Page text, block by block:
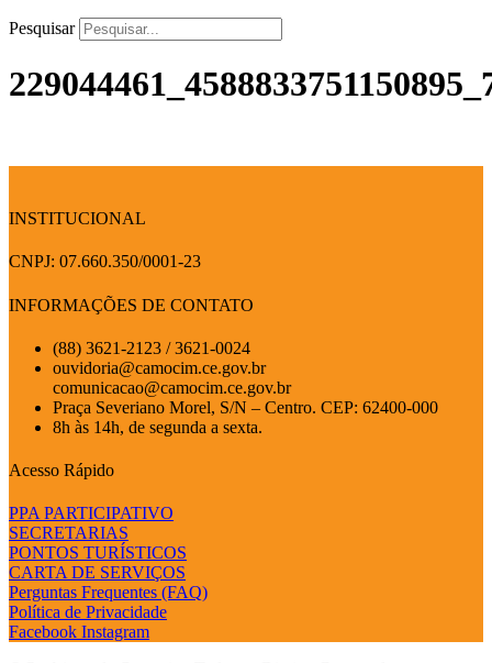
Pesquisar
INSTITUCIONAL
CNPJ: 07.660.350/0001-23
INFORMAÇÕES DE CONTATO
(88) 3621-2123 / 3621-0024
ouvidoria@camocim.ce.gov.br
comunicacao@camocim.ce.gov.br
Praça Severiano Morel, S/N – Centro. CEP: 62400-000
8h às 14h, de segunda a sexta.
Acesso Rápido
PPA PARTICIPATIVO
SECRETARIAS
PONTOS TURÍSTICOS
CARTA DE SERVIÇOS
Perguntas Frequentes (FAQ)
Política de Privacidade
Facebook Instagram